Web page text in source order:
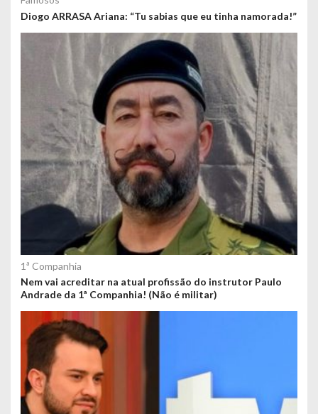
Diogo ARRASA Ariana: “Tu sabias que eu tinha namorada!”
1ª Companhia
Nem vai acreditar na atual profissão do instrutor Paulo
Andrade da 1ª Companhia! (Não é militar)